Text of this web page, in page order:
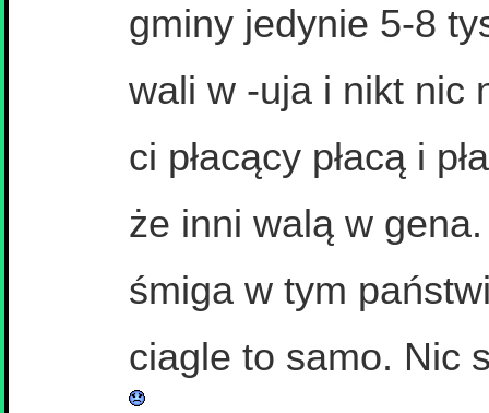
gminy jedynie 5-8
wali w -uja i nikt nic
ci płacący płacą i
że inni walą w
śmiga w tym
ciagle to samo. Nic